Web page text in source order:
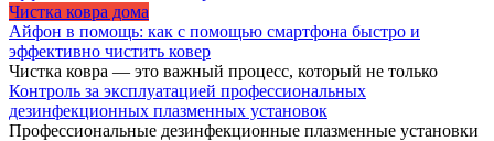
Чистка ковра дома
Айфон в помощь: как с помощью смартфона быстро и
эффективно чистить ковер
Чистка ковра — это важный процесс, который не только
Контроль за эксплуатацией профессиональных
дезинфекционных плазменных установок
Профессиональные дезинфекционные плазменные установки